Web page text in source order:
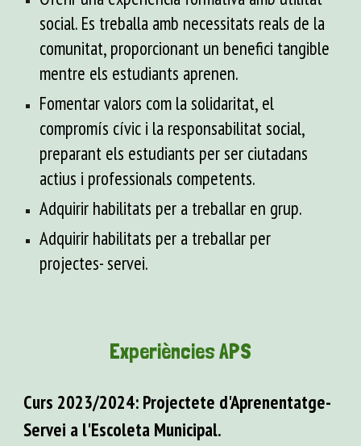
social. Es treballa amb necessitats reals de la
comunitat, proporcionant un benefici tangible
mentre els estudiants aprenen.
Fomentar valors com la solidaritat, el
compromís cívic i la responsabilitat social,
preparant els estudiants per ser ciutadans
actius i professionals competents.
Adquirir habilitats per a treballar en grup.
Adquirir habilitats per a treballar per
projectes- servei.
Experiències APS
Curs 2023/2024: Projectete d'Aprenentatge-
Servei a l'Escoleta Municipal.